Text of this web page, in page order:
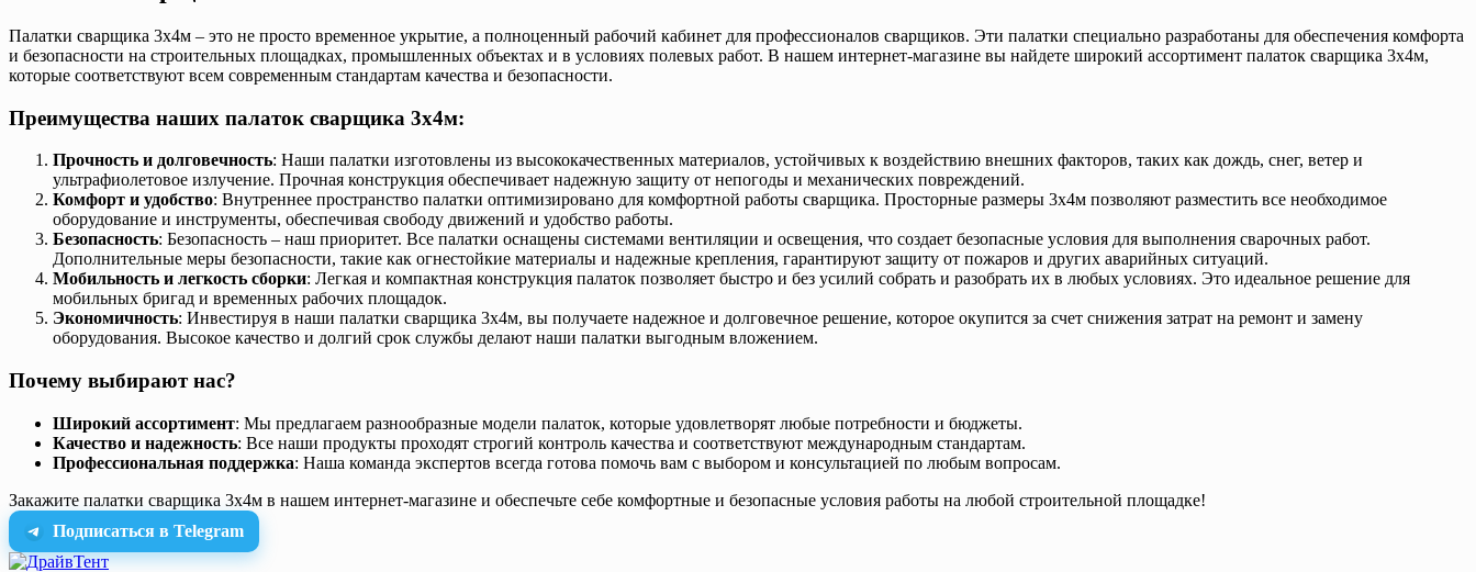
Палатки сварщика 3х4м – это не просто временное укрытие, а полноценный рабочий кабинет для профессионалов сварщиков. Эти палатки специально разработаны для обеспечения комфорта
и безопасности на строительных площадках, промышленных объектах и в условиях полевых работ. В нашем интернет-магазине вы найдете широкий ассортимент палаток сварщика 3х4м,
которые соответствуют всем современным стандартам качества и безопасности.
Преимущества наших палаток сварщика 3х4м:
Прочность и долговечность: Наши палатки изготовлены из высококачественных материалов, устойчивых к воздействию внешних факторов, таких как дождь, снег, ветер и
ультрафиолетовое излучение. Прочная конструкция обеспечивает надежную защиту от непогоды и механических повреждений.
Комфорт и удобство: Внутреннее пространство палатки оптимизировано для комфортной работы сварщика. Просторные размеры 3х4м позволяют разместить все необходимое
оборудование и инструменты, обеспечивая свободу движений и удобство работы.
Безопасность: Безопасность – наш приоритет. Все палатки оснащены системами вентиляции и освещения, что создает безопасные условия для выполнения сварочных работ.
Дополнительные меры безопасности, такие как огнестойкие материалы и надежные крепления, гарантируют защиту от пожаров и других аварийных ситуаций.
Мобильность и легкость сборки: Легкая и компактная конструкция палаток позволяет быстро и без усилий собрать и разобрать их в любых условиях. Это идеальное решение для
мобильных бригад и временных рабочих площадок.
Экономичность: Инвестируя в наши палатки сварщика 3х4м, вы получаете надежное и долговечное решение, которое окупится за счет снижения затрат на ремонт и замену
оборудования. Высокое качество и долгий срок службы делают наши палатки выгодным вложением.
Почему выбирают нас?
Широкий ассортимент: Мы предлагаем разнообразные модели палаток, которые удовлетворят любые потребности и бюджеты.
Качество и надежность: Все наши продукты проходят строгий контроль качества и соответствуют международным стандартам.
Профессиональная поддержка: Наша команда экспертов всегда готова помочь вам с выбором и консультацией по любым вопросам.
Закажите палатки сварщика 3х4м в нашем интернет-магазине и обеспечьте себе комфортные и безопасные условия работы на любой строительной площадке!
Подписаться в Telegram